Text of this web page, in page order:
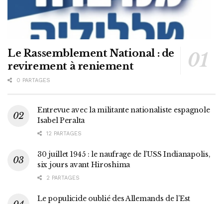
Le Rassemblement National : de
revirement à reniement
0 PARTAGES
Entrevue avec la militante nationaliste espagnole
Isabel Peralta
12 PARTAGES
30 juillet 1945 : le naufrage de l’USS Indianapolis,
six jours avant Hiroshima
2 PARTAGES
Le populicide oublié des Allemands de l’Est